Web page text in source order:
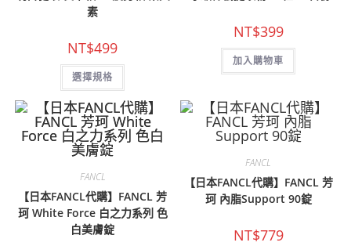
素
NT$499
選擇規格
此
品
有
多
種
款
式。
頁
面
選
NT$399
加入購物車
FANCL
【日本FANCL代購】FANCL 芳
珂 White Force 白之力系列 色
白美膚錠
FANCL
【日本FANCL代購】FANCL 芳
珂 內脂Support 90錠
NT$779